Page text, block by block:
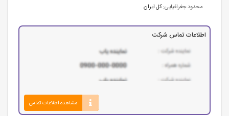
محدود جغرافیایی:کل ایران
اطلاعات تماس شرکت
مشاهده اطلاعات تماس